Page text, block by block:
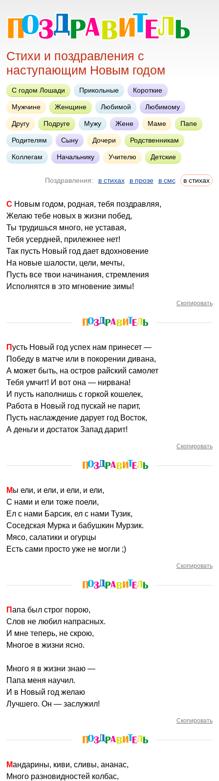
Стихи и поздравления с
наступающим Новым годом
С годом Лошади Прикольные Короткие
Мужчине Женщине Любимой Любимому
Другу Подруге Мужу Жене Маме Папе
Родителям Сыну Дочери Родственникам
Коллегам Начальнику Учителю Детские
Поздравления: в стихах в прозе в смс в стихах
С Новым годом, родная, тебя поздравляя,
Желаю тебе новых в жизни побед,
Ты трудишься много, не уставая,
Тебя усердней, прилежнее нет!
Так пусть Новый год дает вдохновение
На новые шалости, цели, мечты,
Пусть все твои начинания, стремления
Исполнятся в это мгновение зимы!
Скопировать
Пусть Новый год успех нам принесет —
Победу в матче или в покорении дивана,
А может быть, на остров райский самолет
Тебя умчит! И вот она — нирвана!
И пусть наполнишь с горкой кошелек,
Работа в Новый год пускай не парит,
Пусть наслаждение дарует год Восток,
А деньги и достаток Запад дарит!
Скопировать
Мы ели, и ели, и ели, и ели,
С нами и ели тоже поели,
Ел с нами Барсик, ел с нами Тузик,
Соседская Мурка и бабушкин Мурзик.
Мясо, салатики и огурцы
Есть сами просто уже не могли ;)
Скопировать
Папа был строг порою,
Слов не любил напрасных.
И мне теперь, не скрою,
Многое в жизни ясно.
Много я в жизни знаю —
Папа меня научил.
И в Новый год желаю
Лучшего. Он — заслужил!
Скопировать
Мандарины, киви, сливы, ананас,
Много разновидностей колбас,